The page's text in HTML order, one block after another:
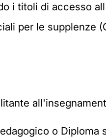
i titoli di accesso
per le supplenze
o